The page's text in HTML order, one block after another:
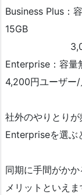
Business Plus：
15GB
3,000円
Enterprise：容量
4,200円ユーザー
社外のやりとりが
Enterpriseを選ぶ
同期に手間がか
メリットといえ